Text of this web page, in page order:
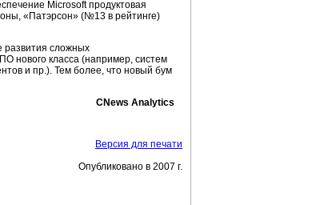
Microsoft продуктовая
«Патэрсон» (№13 в рейтинге)
развития сложных
нового класса (например, систем
и пр.). Тем более, что новый бум
CNews Analytics
Версия для печати
Опубликовано в 2007 г.